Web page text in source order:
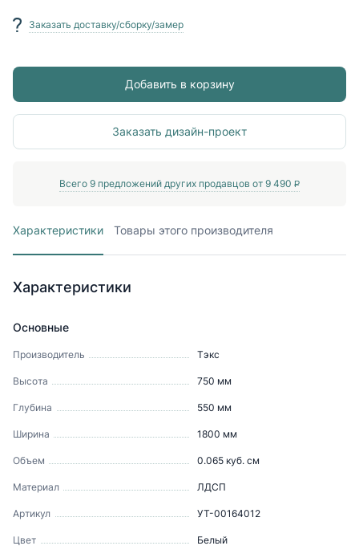
Заказать доставку/сборку/замер
Добавить в корзину
Заказать дизайн-проект
Всего 9 предложений других продавцов от 9 490 P
Характеристики Товары этого производителя
Характеристики
Основные
Производитель Тэкс
Высота 750 мм
Глубина 550 мм
Ширина 1800 мм
Объем 0.065 куб. см
Материал ЛДСП
Артикул УТ-00164012
Цвет Белый